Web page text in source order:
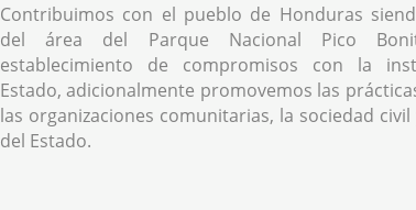
Contribuimos con el pueblo de Honduras
del área del Parque Nacional Pico
establecimiento de compromisos con la
Estado, adicionalmente promovemos las
las organizaciones comunitarias, la sociedad
del Estado.